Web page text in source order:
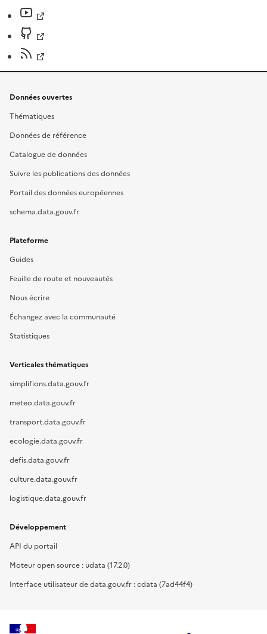
Données ouvertes
Thématiques
Données de référence
Catalogue de données
Suivre les publications des données
Portail des données européennes
schema.data.gouv.fr
Plateforme
Guides
Feuille de route et nouveautés
Nous écrire
Échangez avec la communauté
Statistiques
Verticales thématiques
simplifions.data.gouv.fr
meteo.data.gouv.fr
transport.data.gouv.fr
ecologie.data.gouv.fr
defis.data.gouv.fr
culture.data.gouv.fr
logistique.data.gouv.fr
Développement
API du portail
Moteur open source : udata (17.2.0)
Interface utilisateur de data.gouv.fr : cdata (7ad44f4)